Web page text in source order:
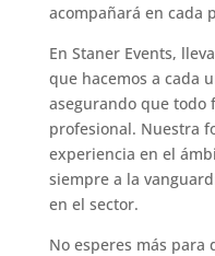
acompañará en cada
En Staner Events,
que hacemos a cada
asegurando que todo
profesional. Nuestra
experiencia en el
siempre a la
en el sector.
No esperes más para